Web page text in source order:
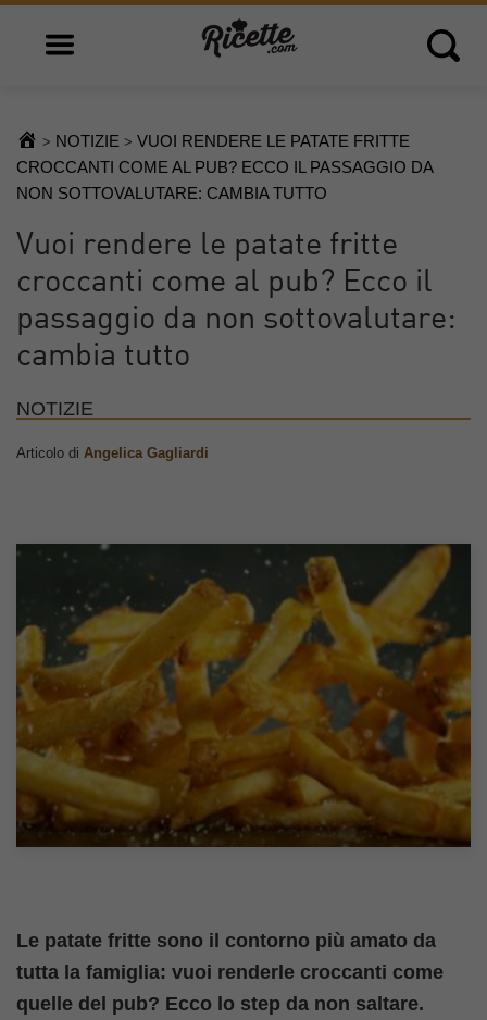
Open main menu Open
> NOTIZIE > VUOI RENDERE LE PATATE FRITTE
CROCCANTI COME AL PUB? ECCO IL PASSAGGIO DA
NON SOTTOVALUTARE: CAMBIA TUTTO
Vuoi rendere le patate fritte
croccanti come al pub? Ecco il
passaggio da non sottovalutare:
cambia tutto
NOTIZIE
Articolo di Angelica Gagliardi
Le patate fritte sono il contorno più amato da
tutta la famiglia: vuoi renderle croccanti come
quelle del pub? Ecco lo step da non saltare.